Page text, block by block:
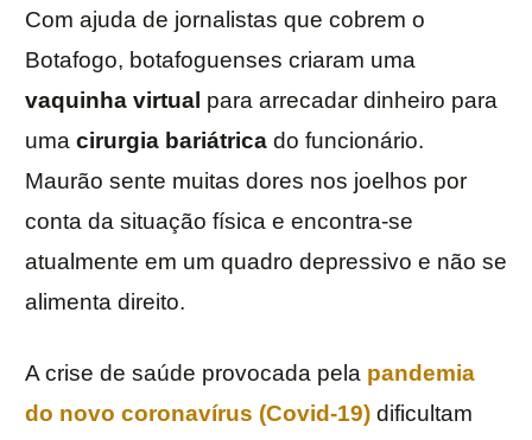
Com ajuda de jornalistas que cobrem o
Botafogo, botafoguenses criaram uma
vaquinha virtual para arrecadar dinheiro para
uma cirurgia bariátrica do funcionário.
Maurão sente muitas dores nos joelhos por
conta da situação física e encontra-se
atualmente em um quadro depressivo e não se
alimenta direito.
A crise de saúde provocada pela pandemia
do novo coronavírus (Covid-19) dificultam